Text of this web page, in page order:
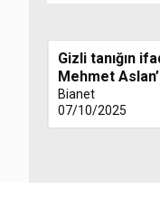
Gizli tanığın
Mehmet
Bianet
07/10/2025